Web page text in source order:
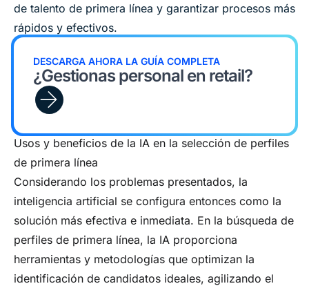
de talento de primera línea y garantizar procesos más
rápidos y efectivos.
DESCARGA AHORA LA GUÍA COMPLETA
¿Gestionas personal en retail?
Usos y beneficios de la IA en la selección de perfiles
de primera línea
Considerando los problemas presentados, la
inteligencia artificial se configura entonces como la
solución más efectiva e inmediata. En la búsqueda de
perfiles de primera línea, la IA proporciona
herramientas y metodologías que optimizan la
identificación de candidatos ideales, agilizando el